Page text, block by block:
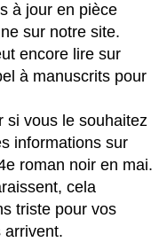
à jour en pièce
sur notre site.
encore lire sur
à manuscrits pour
si vous le souhaitez
informations sur
roman noir en mai.
cela
triste pour vos
arrivent.